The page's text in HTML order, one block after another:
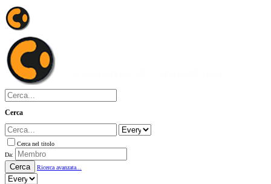
Cerca
Cerca nel titolo
Da:
Cerca Ricerca avanzata...